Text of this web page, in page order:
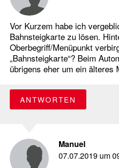
Vor Kurzem habe ich
Bahnsteigkarte zu lösen.
Oberbegriff/Menüpunkt
„Bahnsteigkarte“? Beim
übrigens eher um ein älteres
ANTWORTEN
Manuel
07.07.2019 um